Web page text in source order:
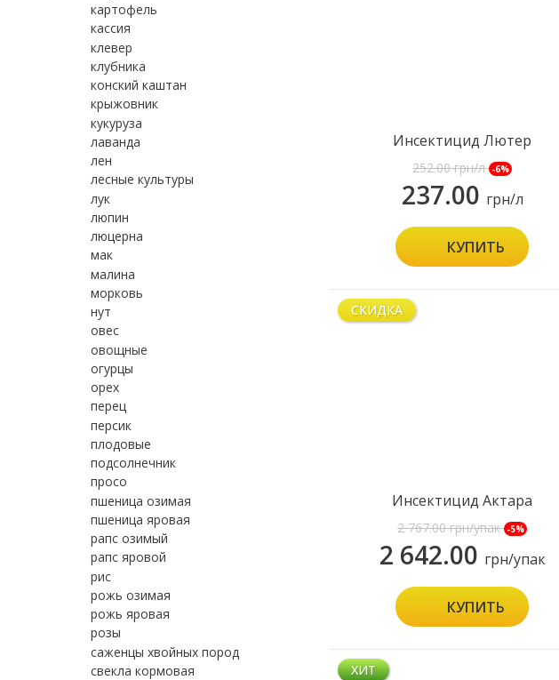
картофель
кассия
клевер
клубника
конский каштан
крыжовник
кукуруза
лаванда
лен
лесные культуры
лук
люпин
люцерна
мак
малина
морковь
нут
овес
овощные
огурцы
орех
перец
персик
плодовые
подсолнечник
просо
пшеница озимая
пшеница яровая
рапс озимый
рапс яровой
рис
рожь озимая
рожь яровая
розы
саженцы хвойных пород
свекла кормовая
Инсектицид Лютер
252.00грн/л -6%
237.00 грн/л
КУПИТЬ
СКИДКА
Инсектицид Актара
2 767.00грн/упак -5%
2 642.00 грн/упак
КУПИТЬ
ХИТ